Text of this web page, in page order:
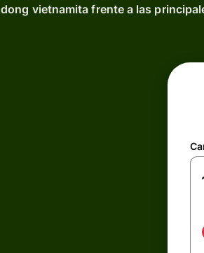
dong vietnamita frente a las